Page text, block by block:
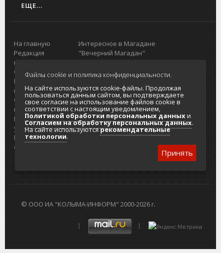
ЕЩЕ...
На главную
Редакция
портала
О проекте
Реклама на
портале
Отзывы и
предложения
Интернет-
услуги
Разработка
сайтов
Интересное в Магадане
"Вечерний Магадан"
Городская доска объявлений
Реклама
Главный туристический портал
Колымы
Политика в отношении обработки
персональных данных
Согласие на обработку персональных
данных
© ООО ИА "КОЛЫМА-ИНФОРМ" 2000-2026 г.
Файлы cookie и политика конфиденциальности.
На сайте используются cookie-файлы. Продолжая
пользоваться данным сайтом, вы подтверждаете
свое согласие на использование файлов cookie в
соответствии с настоящим уведомлением,
Политикой обработки персональных данныхи
Согласием на обработку персональных данных.
На сайте используютсярекомендательные
технологии.
Принять